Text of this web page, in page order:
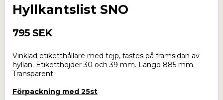
Hyllkantslist SNO
795 SEK
Vinklad etiketthållare med tejp, fästes på framsidan av
hyllan. Etiketthöjder 30 och 39 mm. Längd 885 mm.
Transparent.
Förpackning med 25st